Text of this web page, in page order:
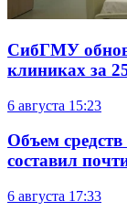
СибГМУ
клиниках за
6 августа 15:23
Объем
составил
6 августа 17:33